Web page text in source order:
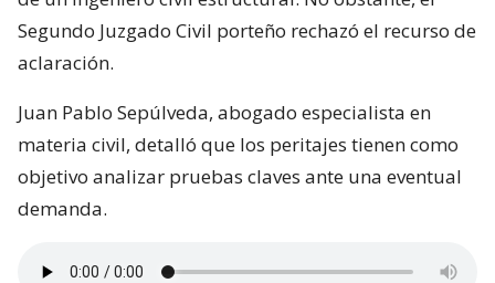
Segundo Juzgado Civil porteño rechazó el recurso de
aclaración.
Juan Pablo Sepúlveda, abogado especialista en
materia civil, detalló que los peritajes tienen como
objetivo analizar pruebas claves ante una eventual
demanda.